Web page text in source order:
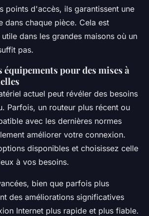
points d'accès, ils garantissent une
dans chaque pièce. Cela est
dans les grandes maisons où un
pas.
équipements pour des mises à
actuel peut révéler des besoins
Parfois, un routeur plus récent ou
avec les dernières normes
améliorer votre connexion.
disponibles et choisissez celle
à vos besoins.
bien que parfois plus
des améliorations significatives
Internet plus rapide et plus fiable.